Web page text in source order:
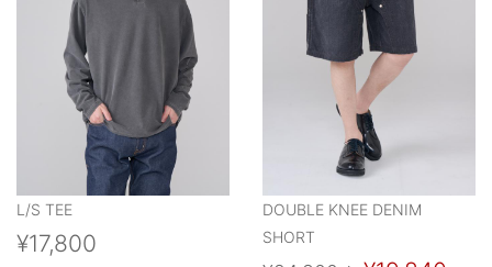
L/S TEE
¥17,800
DOUBLE KNEE DENIM
SHORT